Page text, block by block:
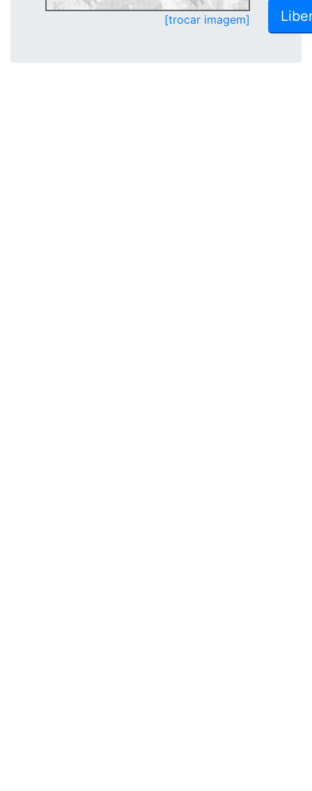
[trocar imagem]